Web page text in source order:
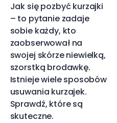
Jak się pozbyć kurzajki
– to pytanie zadaje
sobie każdy, kto
zaobserwował na
swojej skórze niewielką,
szorstką brodawkę.
Istnieje wiele sposobów
usuwania kurzajek.
Sprawdź, które są
skuteczne.